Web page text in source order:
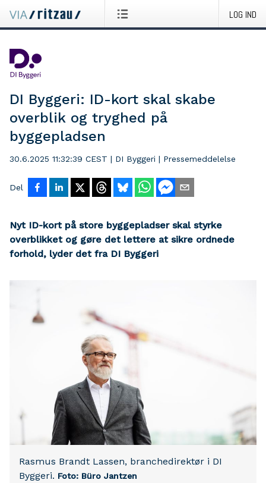
LOG IND
DI Byggeri: ID-kort skal skabe
overblik og tryghed på
byggepladsen
30.6.2025 11:32:39 CEST | DI Byggeri | Pressemeddelelse
Del
Nyt ID-kort på store byggepladser skal styrke
overblikket og gøre det lettere at sikre ordnede
forhold, lyder det fra DI Byggeri
Rasmus Brandt Lassen, branchedirektør i DI
Byggeri. Foto: Büro Jantzen